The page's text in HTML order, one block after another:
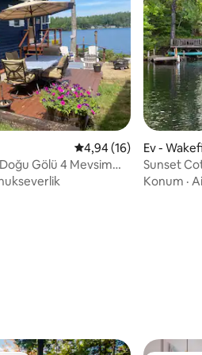
27 değerlendirme
5 üzerinden ortalama
4,94 (16)
Gölü 4 Mevsim
Ev -
Sunset
Konum ·